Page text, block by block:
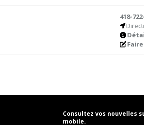
418-
Consultez vos nouvelles
mobile.